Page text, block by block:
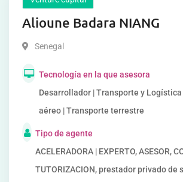
Alioune Badara NIANG
Senegal
Tecnología en la que asesora
Desarrollador | Transporte y
aéreo | Transporte terrestre
Tipo de agente
ACELERADORA | EXPERTO, ASESOR,
TUTORIZACION, prestador privado de